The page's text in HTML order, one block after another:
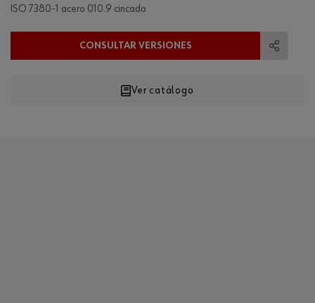
ISO 7380-1 acero 010.9 cincado
CONSULTAR VERSIONES
Ver catálogo